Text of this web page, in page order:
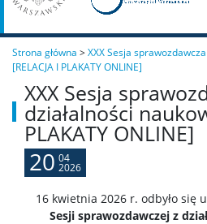
Strona główna >XXX Sesja
[RELACJA I PLAKATY ONLINE]
XXX Sesja
działalności
PLAKATY ONLINE]
20 04
2026
16 kwietnia 2026 r. odbyło się
Sesji sprawozdawczej z